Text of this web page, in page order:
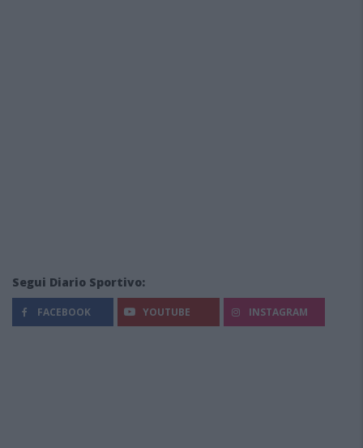
Segui Diario Sportivo:
FACEBOOK YOUTUBE INSTAGRAM